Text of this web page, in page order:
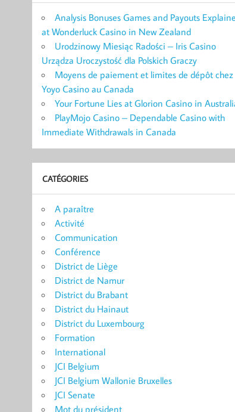
Analysis Bonuses Games and Payouts
at Wonderluck Casino in New Zealand
Urodzinowy Miesiąc Radości – Iris Casino
Urządza Uroczystość dla Polskich Graczy
Moyens de paiement et limites de dépôt chez
Yoyo Casino au Canada
Your Fortune Lies at Glorion Casino in
PlayMojo Casino – Dependable Casino with
Immediate Withdrawals in Canada
CATÉGORIES
A paraître
Activité
Communication
Conférence
District de Liège
District de Namur
District du Brabant
District du Hainaut
District du Luxembourg
Formation
International
JCI Belgium
JCI Belgium Wallonie Bruxelles
JCI Senate
Mot du président